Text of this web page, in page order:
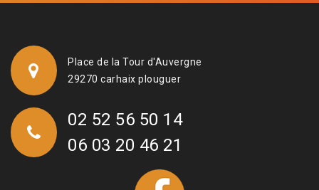
Place de la Tour d'Auvergne
29270 carhaix plouguer
02 52 56 50 14
06 03 20 46 21